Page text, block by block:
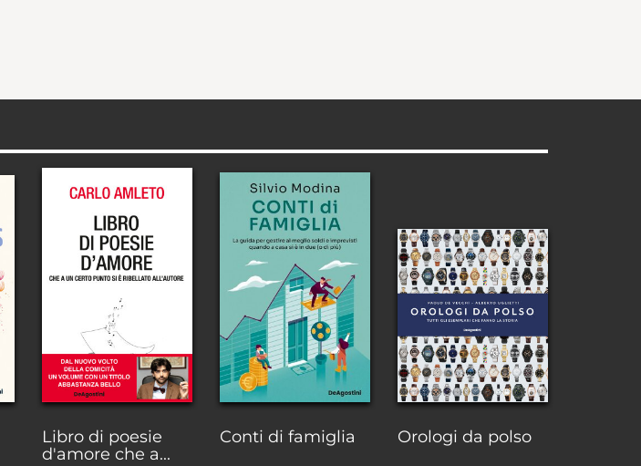
Libro di poesie
d'amore che a...
Conti di famiglia Orologi da polso